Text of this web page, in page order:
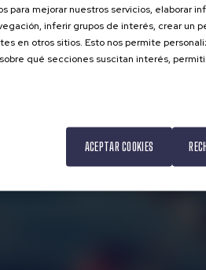
para mejorar nuestros servicios, elaborar
inferir grupos de interés, crear un
en otros sitios. Esto nos permite
qué secciones suscitan interés,
ACEPTAR COOKIES